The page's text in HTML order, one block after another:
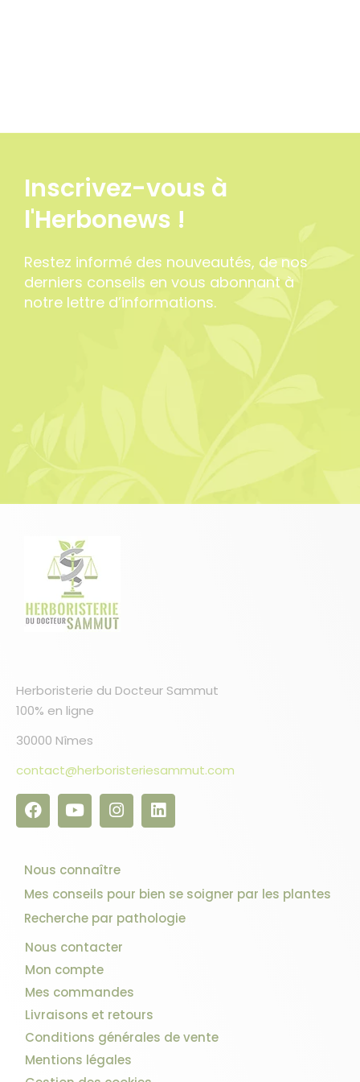
Inscrivez-vous à
l'Herbonews !
Restez informé des nouveautés, de nos
derniers conseils en vous abonnant à
notre lettre d’informations.
Herboristerie du Docteur Sammut
100% en ligne
30000 Nîmes
contact@herboristeriesammut.com
Nous connaître
Mes conseils pour bien se soigner par les plantes
Recherche par pathologie
Nous contacter
Mon compte
Mes commandes
Livraisons et retours
Conditions générales de vente
Mentions légales